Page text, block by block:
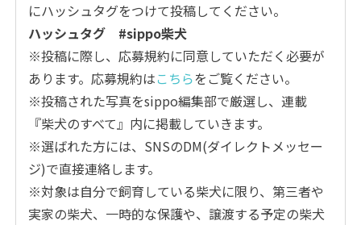
にハッシュタグをつけて投稿してください。
ハッシュタグ #sippo柴犬
※投稿に際し、応募規約に同意していただく必要が
あります。応募規約はこちらをご覧ください。
※投稿された写真をsippo編集部で厳選し、連載
『柴犬のすべて』内に掲載していきます。
※選ばれた方には、SNSのDM(ダイレクトメッセー
ジ)で直接連絡します。
※対象は自分で飼育している柴犬に限り、第三者や
実家の柴犬、一時的な保護や、譲渡する予定の柴犬